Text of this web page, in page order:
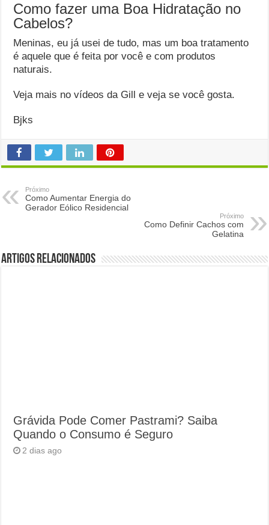
Como fazer uma Boa Hidratação no
Cabelos?
Meninas, eu já usei de tudo, mas um boa tratamento
é aquele que é feita por você e com produtos
naturais.
Veja mais no vídeos da Gill e veja se você gosta.
Bjks
Próximo
Como Aumentar Energia do
Gerador Eólico Residencial
Próximo
Como Definir Cachos com
Gelatina
Artigos Relacionados
Grávida Pode Comer Pastrami? Saiba
Quando o Consumo é Seguro
2 dias ago